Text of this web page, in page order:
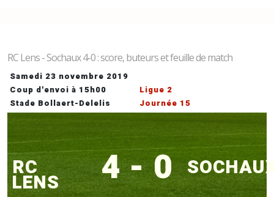
RC Lens - Sochaux 4-0 : score, buteurs et feuille de match
Samedi 23 novembre 2019
Coup d'envoi à 15h00
Stade Bollaert-Delelis
Ligue 2
Journée 15
RC
LENS 4 - 0